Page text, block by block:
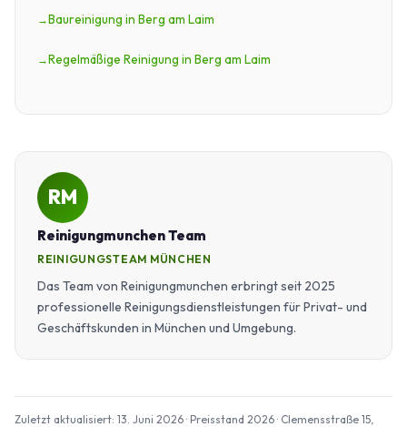
Baureinigung in Berg am Laim
Regelmäßige Reinigung in Berg am Laim
RM
Reinigungmunchen Team
REINIGUNGSTEAM MÜNCHEN
Das Team von Reinigungmunchen erbringt seit 2025
professionelle Reinigungsdienstleistungen für Privat- und
Geschäftskunden in München und Umgebung.
Zuletzt aktualisiert: 13. Juni 2026 · Preisstand 2026 · Clemensstraße 15,